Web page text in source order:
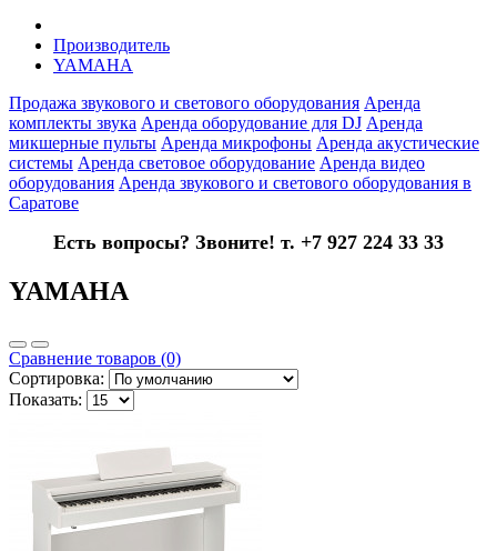
Производитель
YAMAHA
Продажа звукового и светового оборудования Аренда
комплекты звука Аренда оборудование для DJ Аренда
микшерные пульты Аренда микрофоны Аренда акустические
системы Аренда световое оборудование Аренда видео
оборудования Аренда звукового и светового оборудования в
Саратове
Есть вопросы? Звоните! т. +7 927 224 33 33
YAMAHA
Сравнение товаров (0)
Сортировка:
Показать: